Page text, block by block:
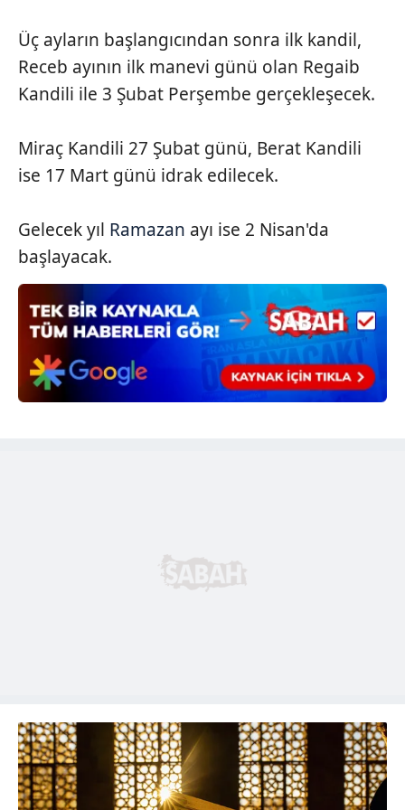
6698 sayılı Kişisel Verilerin Korunması Kanunu uyarınca
hazırlanmış Aydınlatma Metnimizi okumak ve sitemizde
ilgili mevzuata uygun olarak kullanılan çerezlerle ilgili bilgi
almak için lütfen
Üç ayların başlangıcından sonra ilk kandil,
Receb ayının ilk manevi günü olan Regaib
Kandili ile 3 Şubat Perşembe gerçekleşecek.
Miraç Kandili 27 Şubat günü, Berat Kandili
ise 17 Mart günü idrak edilecek.
Gelecek yıl Ramazan ayı ise 2 Nisan'da
başlayacak.